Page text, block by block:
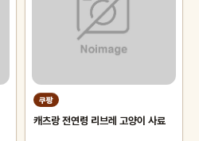
쿠팡
캐츠랑 전연령 리브레 고양이 사료